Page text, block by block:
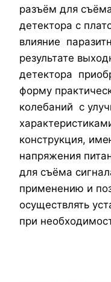
разъём для
детектора с
влияние
результате
детектора
форму
колебаний с
конструкция,
напряжения
для съёма
применению и
осуществлять
при